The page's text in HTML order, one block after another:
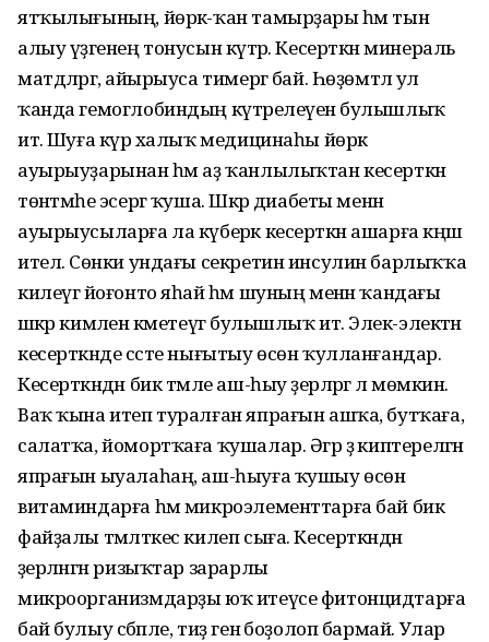
ятҡылығының, йөрәк-ҡан тамырҙары һәм тын
алыу үҙәгенең тонусын күтәрә. Кесерткән минераль
матдәләргә, айырыуса тимергә бай. Һөҙөмтәлә ул
ҡанда гемоглобиндың күтәрелеүенә булышлыҡ
итә. Шуға күрә халыҡ медицинаһы йөрәк
ауырыуҙарынан һәм аҙ ҡанлылыҡтан кесерткән
төнәтмәһе эсергә ҡуша. Шәкәр диабеты менән
ауырыусыларға ла күберәк кесерткән ашарға кәңәш
ителә. Сөнки ундағы секретин инсулин барлыҡҡа
килеүгә йоғонто яһай һәм шуның менән ҡандағы
шәкәр кимәлен кәметеүгә булышлыҡ итә. Элек-электән
кесерткәнде сәсте нығытыу өсөн ҡулланғандар.
Кесерткәндән бик тәмле аш-һыу әҙерләргә лә мөмкин.
Ваҡ ҡына итеп туралған япрағын ашҡа, бутҡаға,
салатҡа, йомортҡаға ҡушалар. Әгәр ҙә киптерелгән
япрағын ыуалаһаң, аш-һыуға ҡушыу өсөн
витаминдарға һәм микроэлементтарға бай бик
файҙалы тәмләткес килеп сыға. Кесерткәндән
әҙерләнгән ризыҡтар зарарлы
микроорганизмдарҙы юҡ итеүсе фитонцидтарға
бай булыу сәбәпле, тиҙ генә боҙолоп бармай. Улар